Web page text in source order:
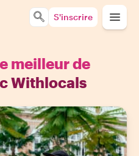
S'inscrire
meilleur de
Withlocals